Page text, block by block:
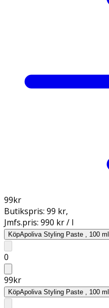
99kr
Butikspris: 99 kr,
Jmfs.pris: 990 kr / l
KöpApoliva Styling Paste , 100 ml
0
99kr
KöpApoliva Styling Paste , 100 ml